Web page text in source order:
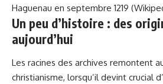
Haguenau en septembre 1219
Un peu d’histoire : des
aujourd’hui
Les racines des archives remontent
christianisme, lorsqu’il devint crucial